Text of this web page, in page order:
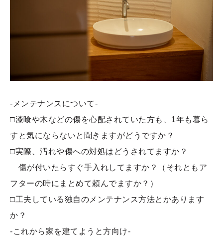
-メンテナンスについて-
□漆喰や木などの傷を心配されていた方も、1年も暮ら
すと気にならないと聞きますがどうですか？
□実際、汚れや傷への対処はどうされてますか？
傷が付いたらすぐ手入れしてますか？（それともア
フターの時にまとめて頼んでますか？）
□工夫している独自のメンテナンス方法とかあります
か？
-これから家を建てようと方向け-